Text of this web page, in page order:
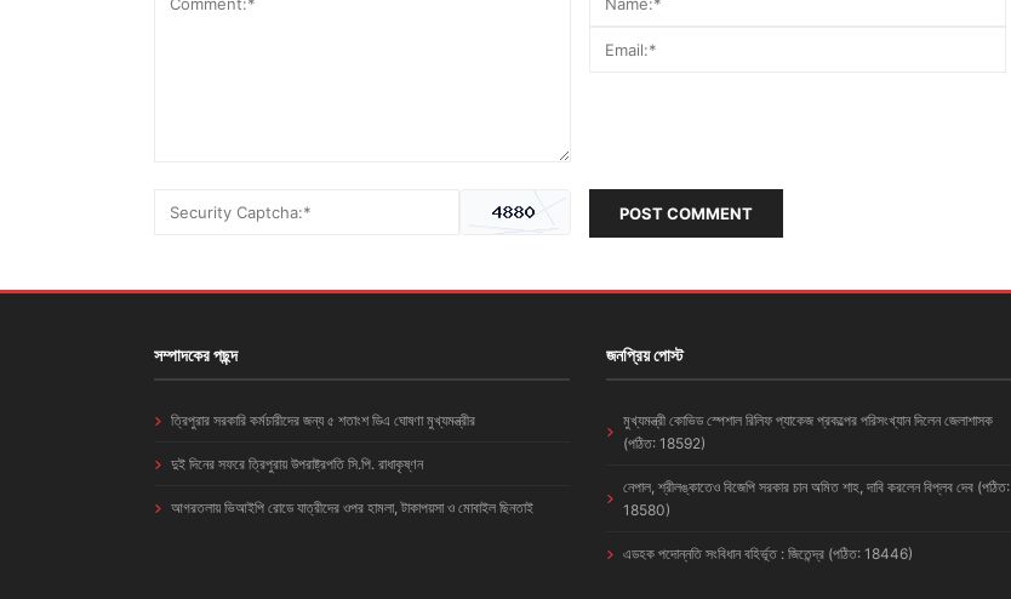
POST COMMENT
সম্পাদকের পছন্দ
ত্রিপুরার সরকারি কর্মচারীদের জন্য ৫ শতাংশ ডিএ ঘোষণা মুখ্যমন্ত্রীর
দুই দিনের সফরে ত্রিপুরায় উপরাষ্ট্রপতি সি.পি. রাধাকৃষ্ণন
আগরতলায় ভিআইপি রোডে যাত্রীদের ওপর হামলা, টাকাপয়সা ও মোবাইল ছিনতাই
জনপ্রিয় পোস্ট
মুখ্যমন্ত্রী কোভিড স্পেশাল রিলিফ প্যাকেজ প্রকল্পের পরিসংখ্যান দিলেন জেলাশাসক
(পঠিত: 18592)
নেপাল, শ্রীলঙ্কাতেও বিজেপি সরকার চান অমিত শাহ, দাবি করলেন বিপ্লব দেব (পঠিত:
18580)
এডহক পদোন্নতি সংবিধান বহির্ভূত : জিতেন্দ্র (পঠিত: 18446)